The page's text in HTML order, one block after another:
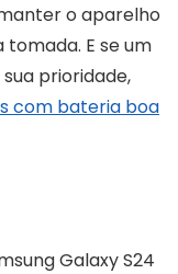
o aparelho
E se um
prioridade,
com bateria boa
Galaxy S24